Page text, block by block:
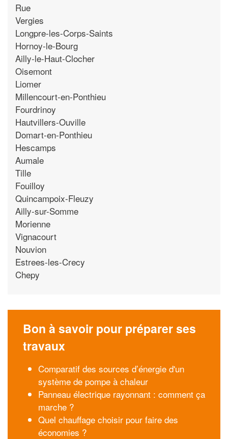
Rue
Vergies
Longpre-les-Corps-Saints
Hornoy-le-Bourg
Ailly-le-Haut-Clocher
Oisemont
Liomer
Millencourt-en-Ponthieu
Fourdrinoy
Hautvillers-Ouville
Domart-en-Ponthieu
Hescamps
Aumale
Tille
Fouilloy
Quincampoix-Fleuzy
Ailly-sur-Somme
Morienne
Vignacourt
Nouvion
Estrees-les-Crecy
Chepy
Bon à savoir pour préparer ses
travaux
Comparatif des sources d’énergie d'un
système de pompe à chaleur
Panneau électrique rayonnant : comment ça
marche ?
Quel chauffage choisir pour faire des
économies ?